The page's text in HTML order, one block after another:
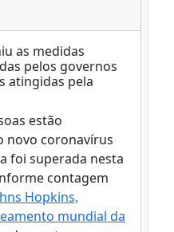
as medidas
pelos governos
atingidas pela
estão
novo coronavírus
foi superada nesta
contagem
Hopkins,
mundial da